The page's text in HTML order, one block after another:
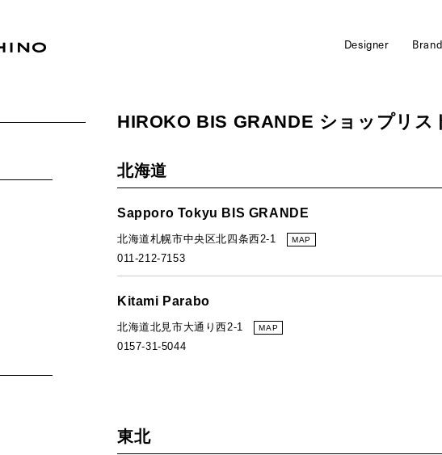
Designer
HIROKO BIS GRANDE ショップリス
北海道
Sapporo Tokyu BIS GRANDE
北海道札幌市中央区北四条西2-1 MAP
011-212-7153
Kitami Parabo
北海道北見市大通り西2-1 MAP
0157-31-5044
東北